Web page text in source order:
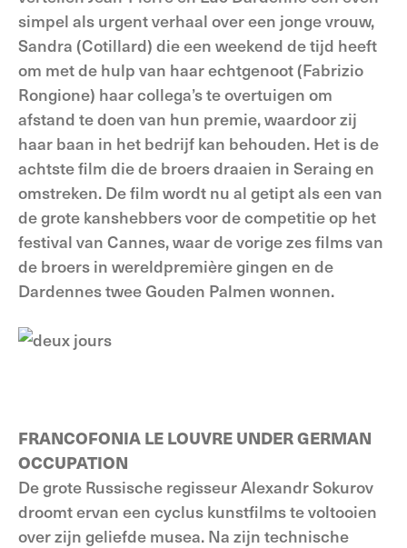
simpel als urgent verhaal over een jonge vrouw,
Sandra (Cotillard) die een weekend de tijd heeft
om met de hulp van haar echtgenoot (Fabrizio
Rongione) haar collega’s te overtuigen om
afstand te doen van hun premie, waardoor zij
haar baan in het bedrijf kan behouden. Het is de
achtste film die de broers draaien in Seraing en
omstreken. De film wordt nu al getipt als een van
de grote kanshebbers voor de competitie op het
festival van Cannes, waar de vorige zes films van
de broers in wereldpremière gingen en de
Dardennes twee Gouden Palmen wonnen.
FRANCOFONIA LE LOUVRE UNDER GERMAN
OCCUPATION
De grote Russische regisseur Alexandr Sokurov
droomt ervan een cyclus kunstfilms te voltooien
over zijn geliefde musea. Na zijn technische